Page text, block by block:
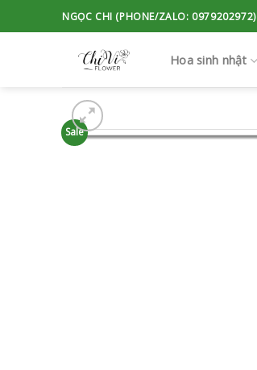
to
NGỌC CHI (PHONE/ZALO: 0979202972)
Hoa sinh nhật
Sale